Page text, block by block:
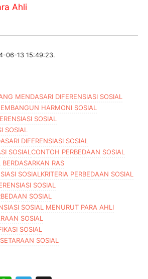
Ahli
06-13 15:49:23.
MENDASARI DIFERENSIASI SOSIAL
HARMONI SOSIAL
SOSIAL
SOSIAL
DIFERENSIASI SOSIAL
SOSIAL CONTOH PERBEDAAN SOSIAL
BERDASARKAN RAS
SOSIAL KRITERIA PERBEDAAN SOSIAL
SOSIAL
SOSIAL
SOSIAL MENURUT PARA AHLI
SOSIAL
SOSIAL
SOSIAL